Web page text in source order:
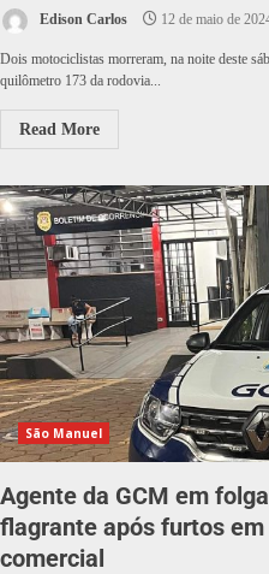
Edison Carlos 12 de maio de
Dois motociclistas morreram, na noite deste
quilômetro 173 da rodovia...
Read More
São Manuel
Agente da GCM em
flagrante após furtos
comercial